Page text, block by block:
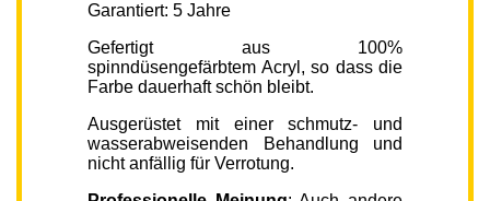
Garantiert: 5 Jahre
Gefertigt aus 100%
spinndüsengefärbtem Acryl, so dass die
Farbe dauerhaft schön bleibt.
Ausgerüstet mit einer schmutz- und
wasserabweisenden Behandlung und
nicht anfällig für Verrotung.